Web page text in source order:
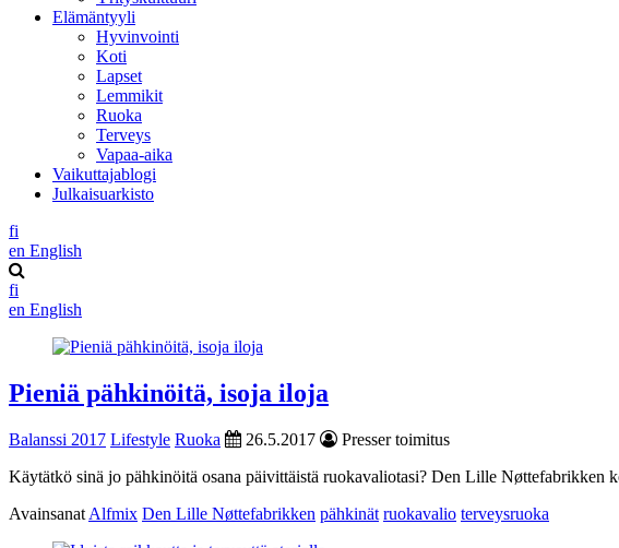
Elämäntyyli
Hyvinvointi
Koti
Lapset
Lemmikit
Ruoka
Terveys
Vapaa-aika
Vaikuttajablogi
Julkaisuarkisto
fi
en English
fi
en English
Pieniä pähkinöitä, isoja iloja
Balanssi 2017 Lifestyle Ruoka 26.5.2017
Presser toimitus
Käytätkö sinä jo pähkinöitä osana päivittäistä ruokavaliotasi? Den Lille Nøttefabrikken
Avainsanat Alfmix Den Lille Nøttefabrikken pähkinät ruokavalio terveysruoka